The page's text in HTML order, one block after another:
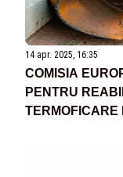
14 apr. 2025, 16:35
COMISIA
PENTRU
TERMOFICARE